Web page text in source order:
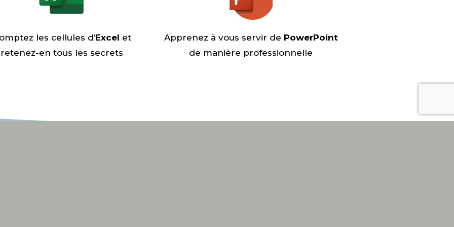
les cellules d’Excel et
retenez-en tous les secrets
Apprenez à vous servir de PowerPoint
de manière professionnelle